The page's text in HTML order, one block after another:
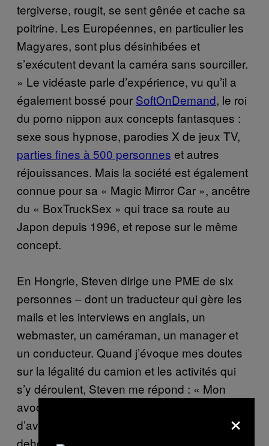
tergiverse, rougit, se sent gênée et cache sa
poitrine. Les Européennes, en particulier les
Magyares, sont plus désinhibées et
s’exécutent devant la caméra sans sourciller.
» Le vidéaste parle d’expérience, vu qu’il a
également bossé pour SoftOnDemand, le roi
du porno nippon aux concepts fantasques :
sexe sous hypnose, parodies X de jeux TV,
parties fines à 500 personnes et autres
réjouissances. Mais la société est également
connue pour sa « Magic Mirror Car », ancêtre
du « BoxTruckSex » qui trace sa route au
Japon depuis 1996, et repose sur le même
concept.
En Hongrie, Steven dirige une PME de six
personnes – dont un traducteur qui gère les
mails et les interviews en anglais, un
webmaster, un caméraman, un manager et
un conducteur. Quand j’évoque mes doutes
sur la légalité du camion et les activités qui
s’y déroulent, Steven me répond : « Mon
avocat m’a expliqué que l’écriteau
d’avertissement, le fait qu’on voie rien de
dehors et le floutage des passants dans le
×